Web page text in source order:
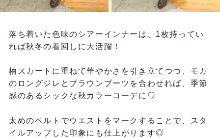
落ち着いた色味のシアーインナーは、1枚持ってい
れば秋冬の着回しに大活躍！
柄スカートに重ねて華やかさを引き立てつつ、モカ
のロングジレとブラウンブーツを合わせれば、季節
感のあるシックな秋カラーコーデに♡
太めのベルトでウエストをマークすることで、スタ
イルアップした印象にも仕上がります◎